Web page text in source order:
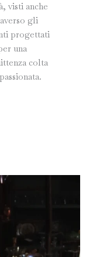
visti anche
gli
progettati
una
colta